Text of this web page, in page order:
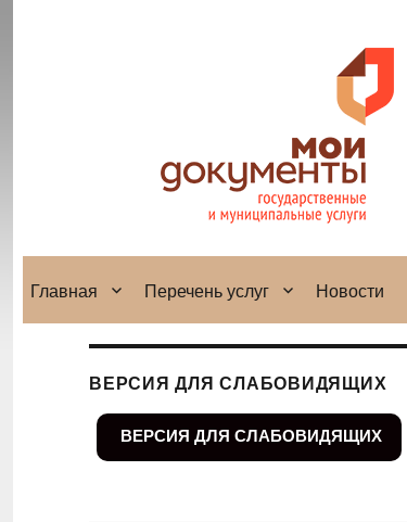
Главная Перечень услуг Новости
ВЕРСИЯ ДЛЯ СЛАБОВИДЯЩИХ
ВЕРСИЯ ДЛЯ СЛАБОВИДЯЩИХ